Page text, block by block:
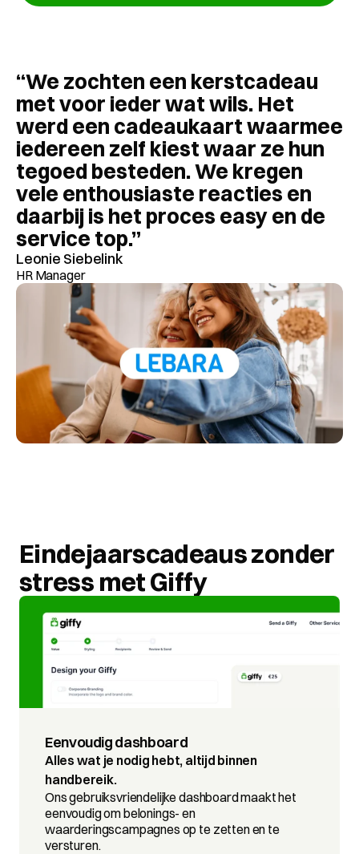
“We zochten een kerstcadeau
met voor ieder wat wils. Het
werd een cadeaukaart waarmee
iedereen zelf kiest waar ze hun
tegoed besteden. We kregen
vele enthousiaste reacties en
daarbij is het proces easy en de
service top.”
Leonie Siebelink
HR Manager
Eindejaarscadeaus zonder
stress met Giffy
Eenvoudig dashboard
Alles wat je nodig hebt, altijd binnen
handbereik.
Ons gebruiksvriendelijke dashboard maakt het
eenvoudig om belonings- en
waarderingscampagnes op te zetten en te
versturen.